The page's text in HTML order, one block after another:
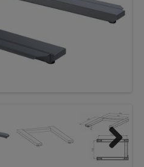
Next